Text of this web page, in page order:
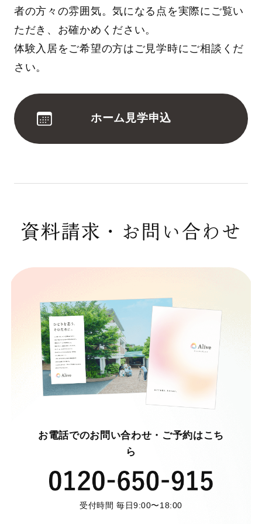
者の方々の雰囲気。気になる点を実際にご覧い
ただき、お確かめください。
体験入居をご希望の方はご見学時にご相談くだ
さい。
ホーム見学申込
資料請求・お問い合わせ
お電話でのお問い合わせ・ご予約はこち
ら
受付時間 毎日9:00〜18:00